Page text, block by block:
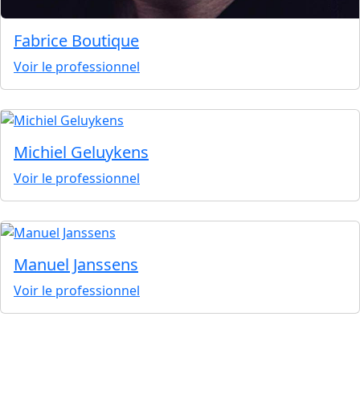
Fabrice Boutique
Voir le professionnel
Michiel Geluykens
Voir le professionnel
Manuel Janssens
Voir le professionnel